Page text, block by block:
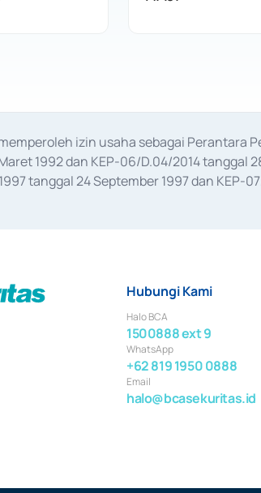
izin usaha sebagai Perantara
1992 dan KEP-06/D.04/2014
tanggal 24 September 1997 dan
dan
Hubungi Kami
Halo BCA
1500888 ext 9
WhatsApp
+62 819 1950 0888
Email
halo@bcasekuritas.id